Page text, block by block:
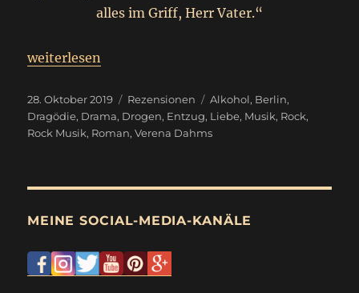
alles im Griff, Herr Vater.“
„Sie nannten mich Joe
weiterlesen
Veröffentlicht
am
28. Oktober 2019 Kategorien
Rezensionen Schlagwörter
Alkohol, Berlin,
Dragödie, Drama, Drogen, Entzug, Liebe, Musik, Rock,
Rock Musik, Roman,Verena Dahms
MEINE SOCIAL-MEDIA-KANÄLE